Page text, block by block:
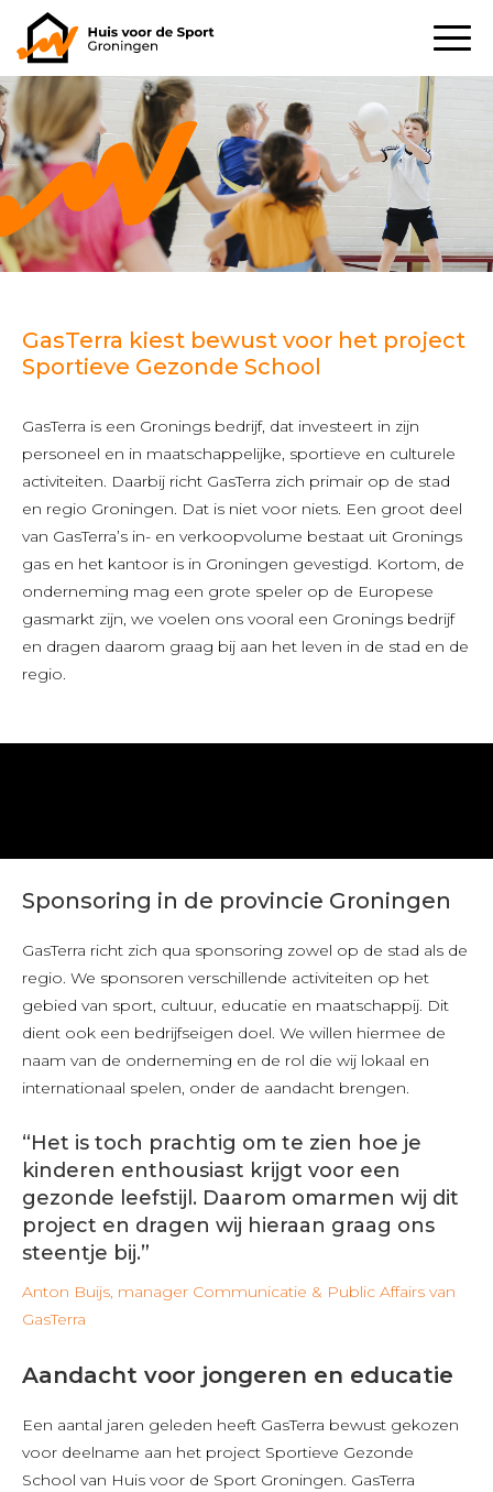
GasTerra kiest bewust voor het project
Sportieve Gezonde School
GasTerra is een Gronings bedrijf, dat investeert in zijn
personeel en in maatschappelijke, sportieve en culturele
activiteiten. Daarbij richt GasTerra zich primair op de stad
en regio Groningen. Dat is niet voor niets. Een groot deel
van GasTerra’s in- en verkoopvolume bestaat uit Gronings
gas en het kantoor is in Groningen gevestigd. Kortom, de
onderneming mag een grote speler op de Europese
gasmarkt zijn, we voelen ons vooral een Gronings bedrijf
en dragen daarom graag bij aan het leven in de stad en de
regio.
Sponsoring in de provincie Groningen
GasTerra richt zich qua sponsoring zowel op de stad als de
regio. We sponsoren verschillende activiteiten op het
gebied van sport, cultuur, educatie en maatschappij. Dit
dient ook een bedrijfseigen doel. We willen hiermee de
naam van de onderneming en de rol die wij lokaal en
internationaal spelen, onder de aandacht brengen.
“Het is toch prachtig om te zien hoe je
kinderen enthousiast krijgt voor een
gezonde leefstijl. Daarom omarmen wij dit
project en dragen wij hieraan graag ons
steentje bij.”
Anton Buijs, manager Communicatie & Public Affairs van
GasTerra
Aandacht voor jongeren en educatie
Een aantal jaren geleden heeft GasTerra bewust gekozen
voor deelname aan het project Sportieve Gezonde
School van Huis voor de Sport Groningen. GasTerra